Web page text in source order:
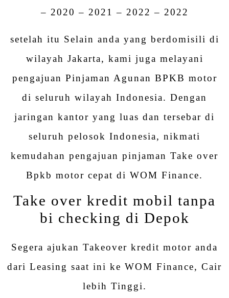
– 2020 – 2021 – 2022 – 2022
setelah itu Selain anda yang berdomisili di
wilayah Jakarta, kami juga melayani
pengajuan Pinjaman Agunan BPKB motor
di seluruh wilayah Indonesia. Dengan
jaringan kantor yang luas dan tersebar di
seluruh pelosok Indonesia, nikmati
kemudahan pengajuan pinjaman Take over
Bpkb motor cepat di WOM Finance.
Take over kredit mobil tanpa
bi checking di Depok
Segera ajukan Takeover kredit motor anda
dari Leasing saat ini ke WOM Finance, Cair
lebih Tinggi.